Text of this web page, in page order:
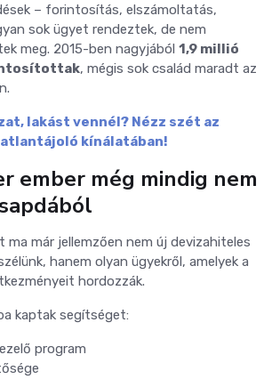
– forintosítás, elszámoltatás,
sok ügyet rendeztek, de nem
meg. 2015-ben nagyjából 1,9 millió
, mégis sok család maradt az
lakást vennél? Nézz szét az
kínálatában!
ember még mindig nem
ma már jellemzően nem új devizahiteles
hanem olyan ügyekről, amelyek a
hordozzák.
kaptak segítséget:
program